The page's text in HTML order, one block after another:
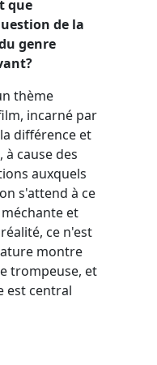
que
de la
genre
thème
incarné par
différence et
à cause des
auxquels
s'attend à ce
et
ce n'est
montre
trompeuse, et
est central